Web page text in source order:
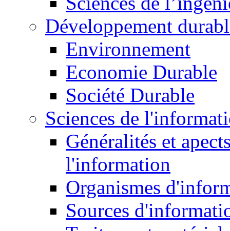
Développement
Environnement
Economie Durable
Société Durable
Sciences de
Généralités et
l'information
Organismes
Sources